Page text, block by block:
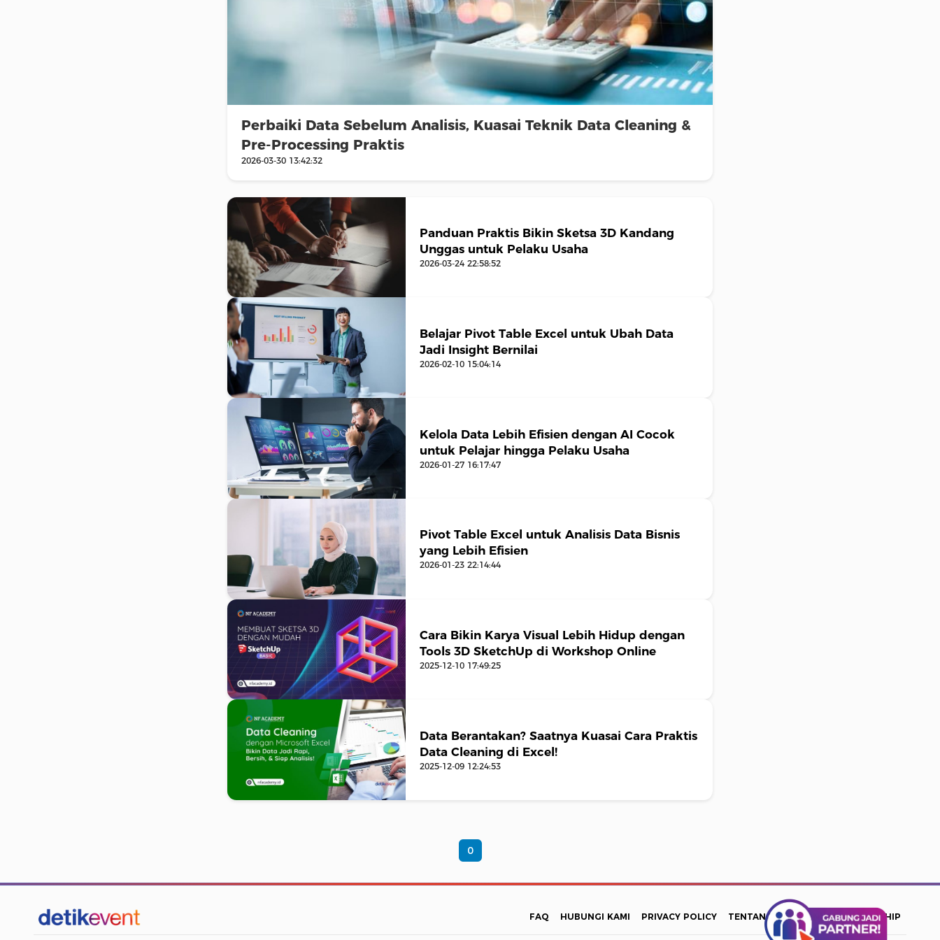
Perbaiki Data Sebelum Analisis, Kuasai Teknik Data Cleaning &
Pre-Processing Praktis
2026-03-30 13:42:32
Panduan Praktis Bikin Sketsa 3D Kandang
Unggas untuk Pelaku Usaha
2026-03-24 22:58:52
Belajar Pivot Table Excel untuk Ubah Data
Jadi Insight Bernilai
2026-02-10 15:04:14
Kelola Data Lebih Efisien dengan AI Cocok
untuk Pelajar hingga Pelaku Usaha
2026-01-27 16:17:47
Pivot Table Excel untuk Analisis Data Bisnis
yang Lebih Efisien
2026-01-23 22:14:44
Cara Bikin Karya Visual Lebih Hidup dengan
Tools 3D SketchUp di Workshop Online
2025-12-10 17:49:25
Data Berantakan? Saatnya Kuasai Cara Praktis
Data Cleaning di Excel!
2025-12-09 12:24:53
0
FAQ HUBUNGI KAMI PRIVACY POLICY TENTANG KAMI INFO PARTNERSHIP